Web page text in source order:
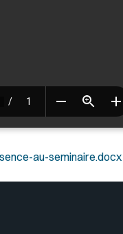
au-seminaire.docx